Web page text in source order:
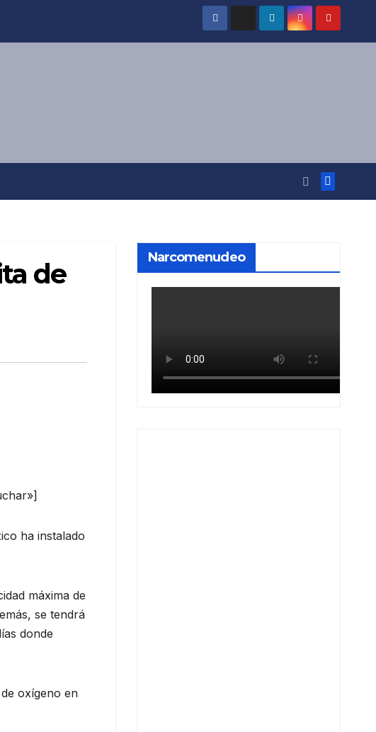
de
ha instalado
máxima de
se tendrá
donde
oxígeno en
Narcomenudeo